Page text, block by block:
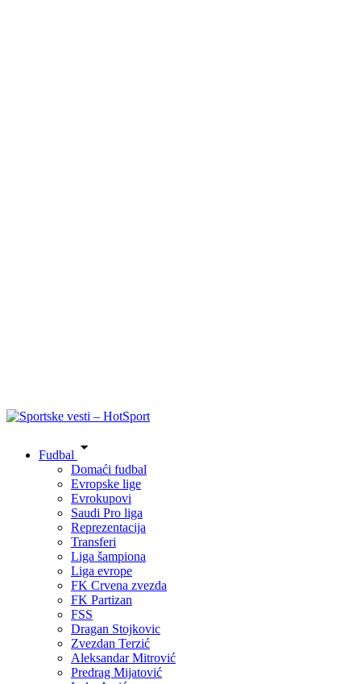
Fudbal
Domaći fudbal
Evropske lige
Evrokupovi
Saudi Pro liga
Reprezentacija
Transferi
Liga šampiona
Liga evrope
FK Crvena zvezda
FK Partizan
FSS
Dragan Stojkovic
Zvezdan Terzić
Aleksandar Mitrović
Predrag Mijatović